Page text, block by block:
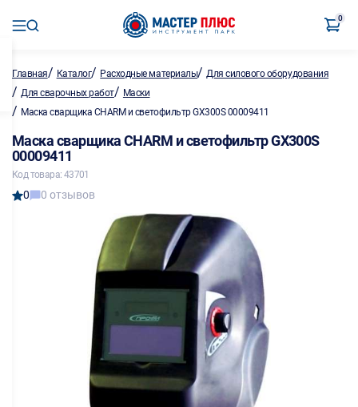
0
Главная/ Каталог/ Расходные материалы/Для силового оборудования
/ Для сварочных работ/ Маски
/ Маска сварщика CHARM и светофильтр GX300S 00009411
Маска сварщика CHARM и светофильтр GX300S
00009411
Код товара: 43701
0 0 отзывов